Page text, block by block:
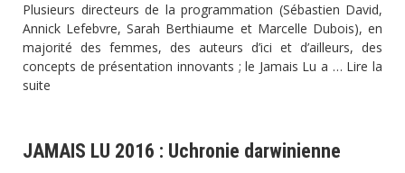
Plusieurs directeurs de la programmation (Sébastien David,
Annick Lefebvre, Sarah Berthiaume et Marcelle Dubois), en
majorité des femmes, des auteurs d’ici et d’ailleurs, des
concepts de présentation innovants ; le Jamais Lu a … Lire la
suite
JAMAIS LU 2016 : Uchronie darwinienne